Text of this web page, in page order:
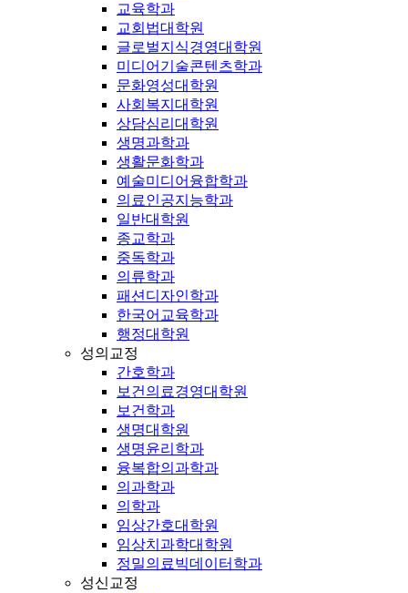
교육학과
교회법대학원
글로벌지식경영대학원
미디어기술콘텐츠학과
문화영성대학원
사회복지대학원
상담심리대학원
생명과학과
생활문화학과
예술미디어융합학과
의료인공지능학과
일반대학원
종교학과
중독학과
의류학과
패션디자인학과
한국어교육학과
행정대학원
성의교정
간호학과
보건의료경영대학원
보건학과
생명대학원
생명윤리학과
융복합의과학과
의과학과
의학과
임상간호대학원
임상치과학대학원
정밀의료빅데이터학과
성신교정